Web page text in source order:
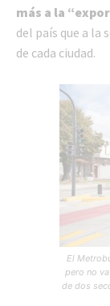
más a la
del país que a la
de cada ciudad.
El
pero no
de dos